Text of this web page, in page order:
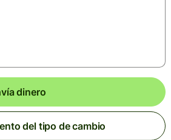
dinero
del tipo de cambio